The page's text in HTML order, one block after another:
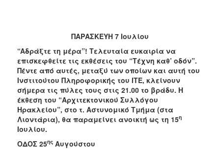
ΠΑΡΑΣΚΕΥΗ 7 Ιουλίου
“Aδράξτε τη μέρα”! Τελευταία ευκαιρία να
επισκεφθείτε τις εκθέσεις του “Τέχνη καθ’ οδόν”.
Πέντε από αυτές, μεταξύ των οποίων και αυτή του
Ινστιτούτου Πληροφορικής του ΙΤΕ, κλείνουν
σήμερα τις πύλες τους στις 21.00 το βράδυ. Η
έκθεση του “Αρχιτεκτονικού Συλλόγου
Ηρακλείου”, στο τ. Αστυνομικό Τμήμα (στα
Λιοντάρια), θα παραμείνει ανοικτή ως τη 15η
Ιουλίου.
ΟΔΟΣ 25ης Αυγούστου